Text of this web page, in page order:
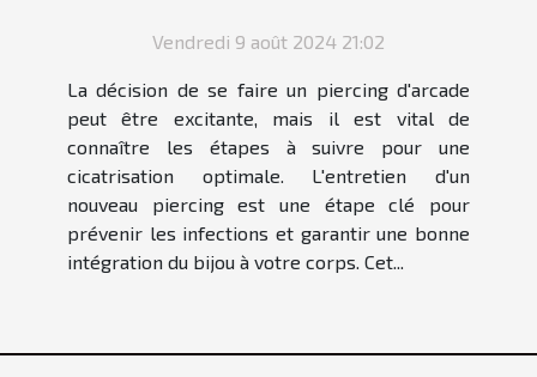
Vendredi 9 août 2024 21:02
La décision de se faire un piercing d'arcade
peut être excitante, mais il est vital de
connaître les étapes à suivre pour une
cicatrisation optimale. L'entretien d'un
nouveau piercing est une étape clé pour
prévenir les infections et garantir une bonne
intégration du bijou à votre corps. Cet...